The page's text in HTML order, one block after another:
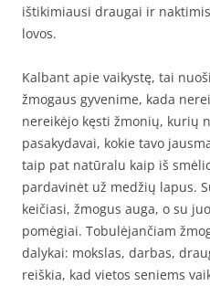
ištikimiausi draugai ir
lovos.
Kalbant apie vaikystę, tai
žmogaus gyvenime, kada
nereikėjo kęsti žmonių, kurių
pasakydavai, kokie tavo
taip pat natūralu kaip iš
pardavinėt už medžių lapus.
keičiasi, žmogus auga, o su
pomėgiai. Tobulėjančiam
dalykai: mokslas, darbas,
reiškia, kad vietos seniems